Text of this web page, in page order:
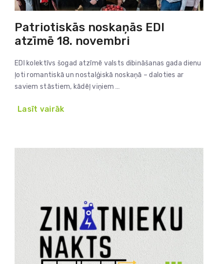
Patriotiskās noskaņās EDI
atzīmē 18. novembri
EDI kolektīvs šogad atzīmē valsts dibināšanas gada dienu
ļoti romantiskā un nostalģiskā noskaņā – daloties ar
saviem stāstiem, kādēļ viņiem …
Lasīt vairāk